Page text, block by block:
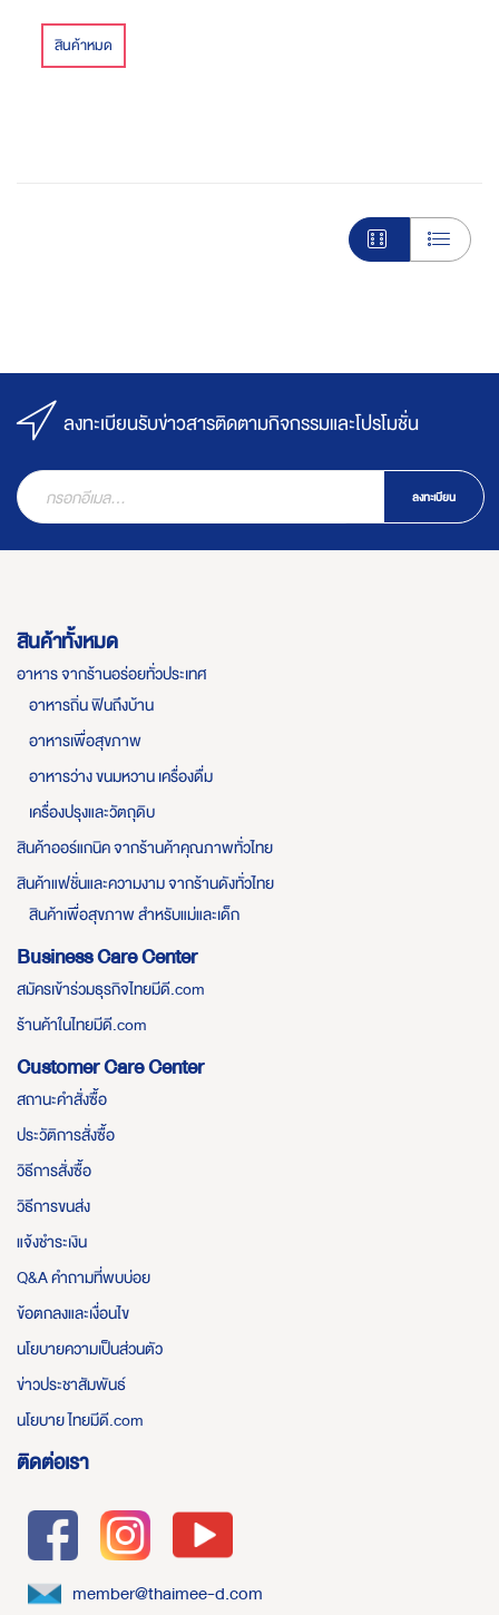
สินค้าหมด
ลงทะเบียนรับข่าวสารติดตามกิจกรรมและโปรโมชั่น
ลงทะเบียน
สินค้าทั้งหมด
อาหาร จากร้านอร่อยทั่วประเทศ
อาหารถิ่น ฟินถึงบ้าน
อาหารเพื่อสุขภาพ
อาหารว่าง ขนมหวาน เครื่องดื่ม
เครื่องปรุงและวัตถุดิบ
สินค้าออร์แกนิค จากร้านค้าคุณภาพทั่วไทย
สินค้าแฟชั่นและความงาม จากร้านดังทั่วไทย
สินค้าเพื่อสุขภาพ สำหรับแม่และเด็ก
Business Care Center
สมัครเข้าร่วมธุรกิจไทยมีดี.com
ร้านค้าในไทยมีดี.com
Customer Care Center
สถานะคำสั่งซื้อ
ประวัติการสั่งซื้อ
วิธีการสั่งซื้อ
วิธีการขนส่ง
แจ้งชำระเงิน
Q&A คำถามที่พบบ่อย
ข้อตกลงและเงื่อนไข
นโยบายความเป็นส่วนตัว
ข่าวประชาสัมพันธ์
นโยบาย ไทยมีดี.com
ติดต่อเรา
member@thaimee-d.com